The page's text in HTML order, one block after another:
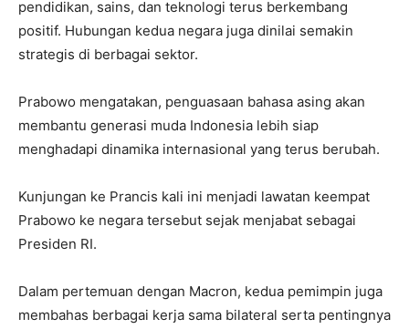
pendidikan, sains, dan teknologi terus berkembang
positif. Hubungan kedua negara juga dinilai semakin
strategis di berbagai sektor.
Prabowo mengatakan, penguasaan bahasa asing akan
membantu generasi muda Indonesia lebih siap
menghadapi dinamika internasional yang terus berubah.
Kunjungan ke Prancis kali ini menjadi lawatan keempat
Prabowo ke negara tersebut sejak menjabat sebagai
Presiden RI.
Dalam pertemuan dengan Macron, kedua pemimpin juga
membahas berbagai kerja sama bilateral serta pentingnya